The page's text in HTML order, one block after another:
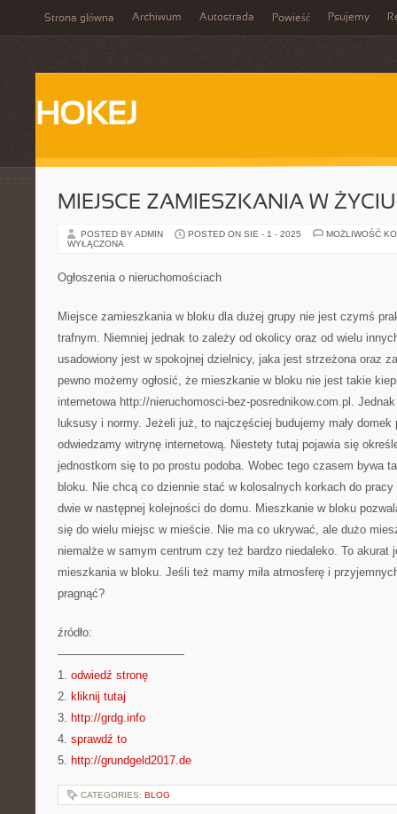
Strona główna Archiwum Autostrada Powieść Psujemy
HOKEJ
MIEJSCE ZAMIESZKANIA W
POSTED BY ADMIN POSTED ON SIE - 1 - 2025
MOŻLIWOŚĆ
WYŁĄCZONA
Ogłoszenia o nieruchomościach
Miejsce zamieszkania w bloku dla dużej grupy nie jest czymś
trafnym. Niemniej jednak to zależy od okolicy oraz od wielu
usadowiony jest w spokojnej dzielnicy, jaka jest strzeżona oraz
pewno możemy ogłosić, że mieszkanie w bloku nie jest takie
internetowa http://nieruchomosci-bez-posrednikow.com.pl.
luksusy i normy. Jeżeli już, to najczęściej budujemy mały
odwiedzamy witrynę internetową. Niestety tutaj pojawia się
jednostkom się to po prostu podoba. Wobec tego czasem bywa
bloku. Nie chcą co dziennie stać w kolosalnych korkach do
dwie w następnej kolejności do domu. Mieszkanie w bloku
się do wielu miejsc w mieście. Nie ma co ukrywać, ale dużo
niemalże w samym centrum czy też bardzo niedaleko. To akurat
mieszkania w bloku. Jeśli też mamy miła atmosferę i
pragnąć?
źródło:
———————————
1. odwiedź stronę
2. kliknij tutaj
3. http://grdg.info
4. sprawdź to
5. http://grundgeld2017.de
CATEGORIES: BLOG